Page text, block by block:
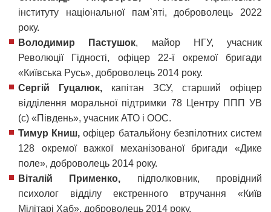
інституту національної пам`яті, доброволець 2022
року.
Володимир Пастушок, майор НГУ, учасник
Революції Гідності, офіцер 22-ї окремої бригади
«Київська Русь», доброволець 2014 року.
Сергій Гуцалюк, капітан ЗСУ, старший офіцер
відділення моральної підтримки 78 Центру ППП УВ
(с) «Південь», учасник АТО і ООС.
Тимур Книш, офіцер батальйону безпілотних систем
128 окремої важкої механізованої бригади «Дике
поле», доброволець 2014 року.
Віталій Применко, підполковник, провідний
психолог відділу екстренного втручання «Київ
Мілітарі Хаб», доброволець 2014 року.